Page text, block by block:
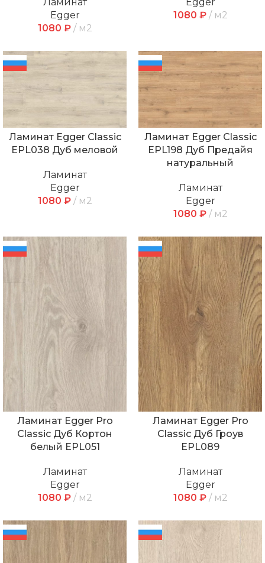
Egger
1080 ₽ м2
1080 ₽ м2
Ламинат Egger Classic
EPL038 Дуб меловой
Ламинат
Egger
1080 ₽ м2
Ламинат Egger Classic
EPL198 Дуб Предайя
натуральный
Ламинат
Egger
1080 ₽ м2
Ламинат Egger Pro
Classic Дуб Кортон
белый EPL051
Ламинат
Egger
1080 ₽ м2
Ламинат Egger Pro
Classic Дуб Гроув
EPL089
Ламинат
Egger
1080 ₽ м2